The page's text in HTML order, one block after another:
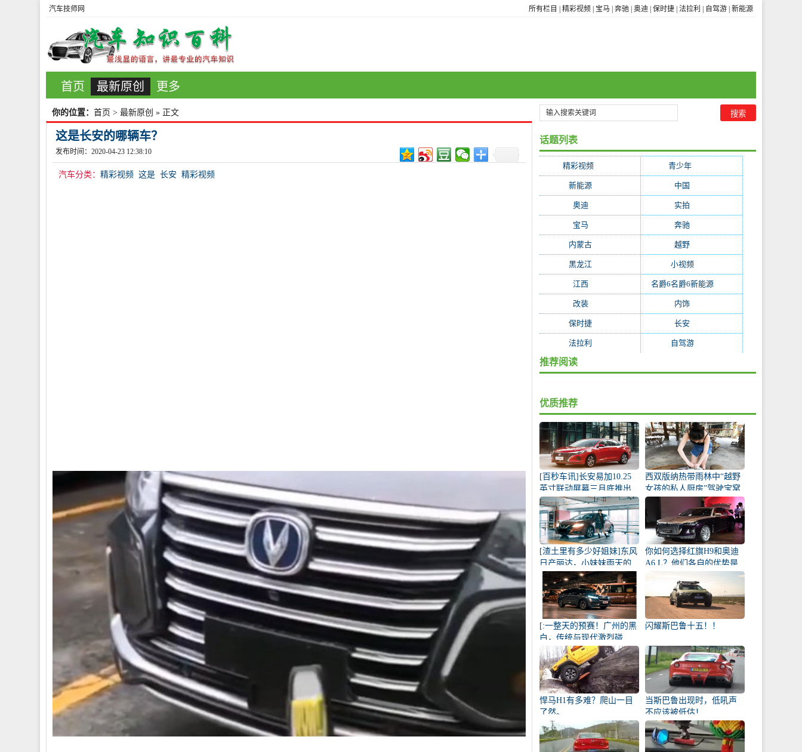
所有栏目 精彩视频 宝马 奔驰 奥迪 保时捷 法拉利 自驾游 新能源
汽车技师网
首页 最新原创 更多
你的位置： 首页 > 最新原创 » 正文
这是长安的哪辆车？
发布时间：2020-04-23 12:38:10
汽车分类： 精彩视频 这是 长安 精彩视频
话题列表
精彩视频 青少年
新能源 中国
奥迪 实拍
宝马 奔驰
内蒙古 越野
黑龙江 小视频(171)
江西(170) 名爵6名爵6新能源(168)
改装(162) 内饰
保时捷 长安
法拉利 自驾游(112)
推荐阅读
优质推荐
[百秒车讯]长安易加10.25
英寸联动屏幕三月底推出
西双版纳热带雨林中“越野
女孩的私人厨房”驾驶宝窝
BX5
[渣土里有多少好姐妹]东风
日产丽达，小妹妹雨天的
爱侣
你如何选择红旗H9和奥迪
A6 L？他们各自的优势是
[:一整天的预赛！广州的黑
白，传统与现代激烈碰
撞！
闪耀斯巴鲁十五！！
悍马H1有多难？爬山一目
了然。
当斯巴鲁出现时，低吼声
不应该被低估！